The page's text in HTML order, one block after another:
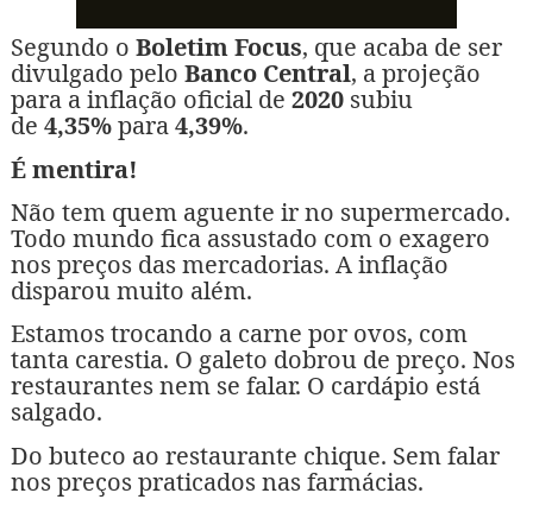
Segundo o Boletim Focus, que acaba de ser
divulgado pelo Banco Central, a projeção
para a inflação oficial de 2020 subiu
de 4,35%para4,39%.
É mentira!
Não tem quem aguente ir no supermercado.
Todo mundo fica assustado com o exagero
nos preços das mercadorias. A inflação
disparou muito além.
Estamos trocando a carne por ovos, com
tanta carestia. O galeto dobrou de preço. Nos
restaurantes nem se falar. O cardápio está
salgado.
Do buteco ao restaurante chique. Sem falar
nos preços praticados nas farmácias.